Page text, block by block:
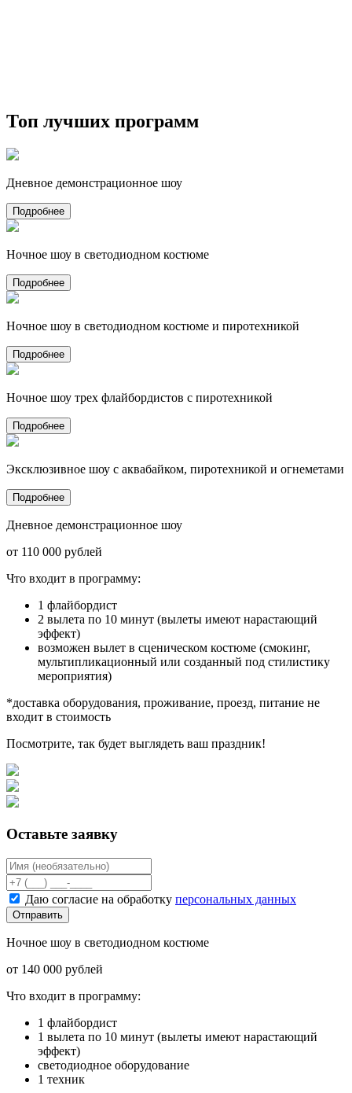
Топ лучших программ
Дневное демонстрационное шоу
Подробнее
Ночное шоу в светодиодном костюме
Подробнее
Ночное шоу в светодиодном костюме и пиротехникой
Подробнее
Ночное шоу трех флайбордистов с пиротехникой
Подробнее
Эксклюзивное шоу с аквабайком, пиротехникой и огнеметами
Подробнее
Дневное демонстрационное шоу
от 110 000 рублей
Что входит в программу:
1 флайбордист
2 вылета по 10 минут (вылеты имеют нарастающий
эффект)
возможен вылет в сценическом костюме (смокинг,
мультипликационный или созданный под стилистику
мероприятия)
*доставка оборудования, проживание, проезд, питание не
входит в стоимость
Посмотрите, так будет выглядеть ваш праздник!
Оставьте заявку
Даю согласие на обработку персональных данных
Отправить
Ночное шоу в светодиодном костюме
от 140 000 рублей
Что входит в программу:
1 флайбордист
1 вылета по 10 минут (вылеты имеют нарастающий
эффект)
светодиодное оборудование
1 техник